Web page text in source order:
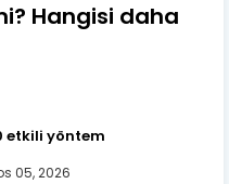
Hangisi daha
etkili yöntem
05, 2026